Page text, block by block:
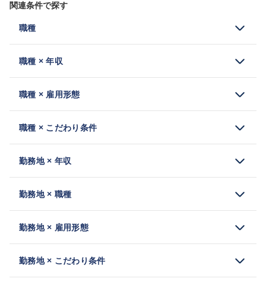
関連条件で探す
職種
職種 × 年収
職種 × 雇用形態
職種 × こだわり条件
勤務地 × 年収
勤務地 × 職種
勤務地 × 雇用形態
勤務地 × こだわり条件